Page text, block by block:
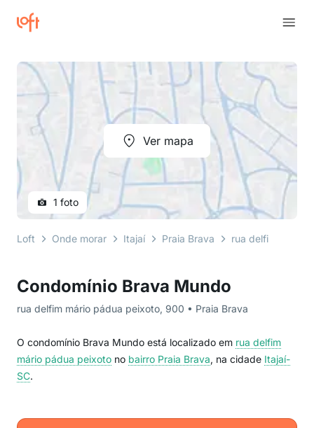
Condomínio Brava Mundo
rua delfim mário pádua peixoto, 900 • Praia Brava
O condomínio Brava Mundo está localizado em rua delfim
mário pádua peixoto no bairro Praia Brava, na cidade Itajaí-
SC.
Ver mapa
1 foto
Loft Onde morar Itajaí Praia Brava rua delfim mário